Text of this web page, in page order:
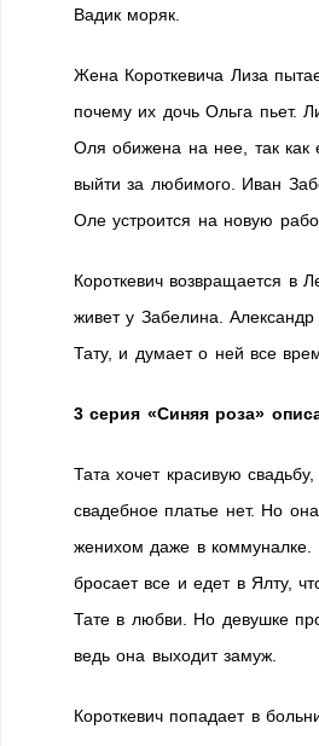
Вадик моряк.
Жена Короткевича Лиза
почему их дочь Ольга пьет.
Оля обижена на нее, так как
выйти за любимого. Иван
Оле устроится на новую
Короткевич возвращается в
живет у Забелина.
Тату, и думает о ней все
3 серия «Синяя роза»
Тата хочет красивую
свадебное платье нет. Но
женихом даже в коммуналке.
бросает все и едет в Ялту,
Тате в любви. Но девушке
ведь она выходит замуж.
Короткевич попадает в